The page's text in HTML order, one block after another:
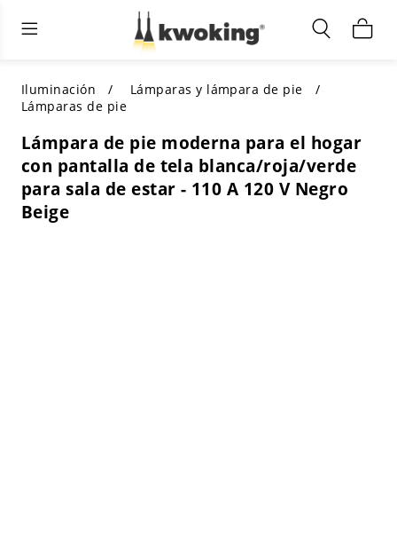
Muebles de sala de estar
TODOS LOS MUEBLES DE SALÓN
SELECCIONES DESTACADAS
COMPRAR POR ESTILO
Iluminación interior
Comprar por categoría
COMPRAR POR ESTILO
Shop by Colors
Iluminación exterior
TODA LA ILUMINACIÓN PARA
OTROS ESPACIOS
COMPRAR POR CATEGORÍA
COMPRAR POR ESTILO
Iluminación
Lámparas y lámpara de pie
Lámparas de pie
Lámpara de pie moderna para el hogar
con pantalla de tela blanca/roja/verde
para sala de estar - 110 A 120 V Negro
Beige